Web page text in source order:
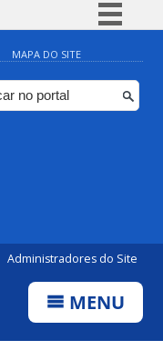
Simplifique!
Comunica BR
Participe
MAPA DO SITE
Administradores do Site
MENU